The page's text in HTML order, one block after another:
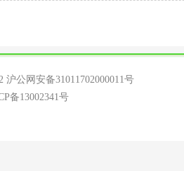
沪公网安备31011702000011号
备13002341号